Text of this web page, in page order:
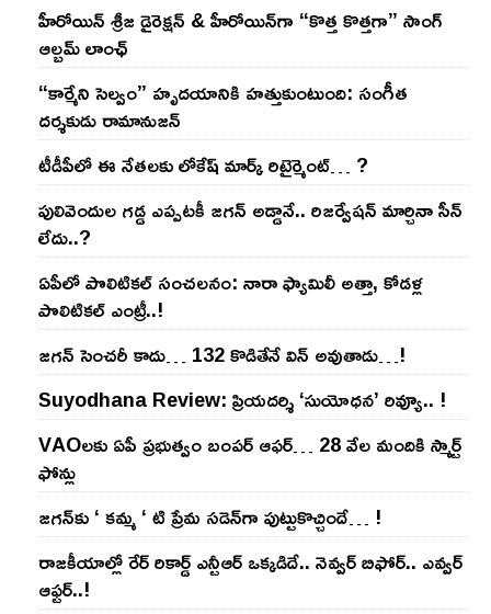
హీరోయిన్ శ్రీజ డైరెక్ష‌న్ & హీరోయిన్‌గా “కొత్త కొత్తగా” సాంగ్
ఆల్బమ్ లాంఛ్
“కార్మేని సెల్వం” హృదయానికి హత్తుకుంటుంది: సంగీత
దర్శకుడు రామానుజన్
టీడీపీలో ఈ నేత‌ల‌కు లోకేష్ మార్క్ రిటైర్మెంట్‌… ?
పులివెందుల గ‌డ్డ ఎప్ప‌ట‌కీ జ‌గ‌న్ అడ్డానే.. రిజ‌ర్వేష‌న్ మార్చినా సీన్
లేదు..?
ఏపీలో పొలిటిక‌ల్ సంచ‌ల‌నం: నారా ఫ్యామిలీ అత్తా, కోడ‌ళ్ల
పొలిటికల్ ఎంట్రీ..!
జ‌గ‌న్ సెంచ‌రీ కాదు… 132 కొడితేనే విన్ అవుతాడు…!
Suyodhana Review: ప్రియదర్శి ‘సుయోధన’ రివ్యూ.. !
VAOల‌కు ఏపీ ప్ర‌భుత్వం బంప‌ర్ ఆఫ‌ర్‌… 28 వేల మందికి స్మార్ట్
ఫోన్లు
జ‌గ‌న్‌కు ‘ క‌మ్మ ‘ టి ప్రేమ స‌డెన్‌గా పుట్టుకొచ్చిందే… !
రాజ‌కీయాల్లో రేర్ రికార్డ్ ఎన్టీఆర్ ఒక్క‌డిదే.. నెవ్వ‌ర్ బిఫోర్‌.. ఎవ్వ‌ర్
ఆఫ్ట‌ర్‌..!